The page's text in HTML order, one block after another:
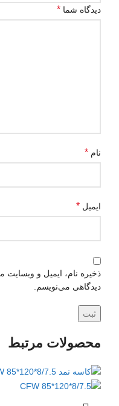
دیدگاه شما *
نام *
ایمیل *
ذخیره نام، ایمیل و وبسایت
دیدگاهی می‌نویسم.
محصولات مرتبط